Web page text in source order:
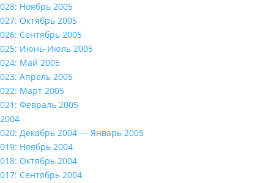
028: Ноябрь 2005
027: Октябрь 2005
026: Сентябрь 2005
025: Июнь-Июль 2005
024: Май 2005
023: Апрель 2005
022: Март 2005
021: Февраль 2005
2004
020: Декабрь 2004 — Январь 2005
019: Ноябрь 2004
018: Октябрь 2004
017: Сентябрь 2004